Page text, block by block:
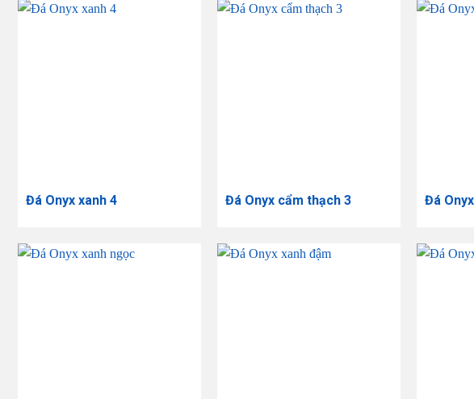
Đá Onyx xanh 4 Đá Onyx cẩm thạch 3 Đá